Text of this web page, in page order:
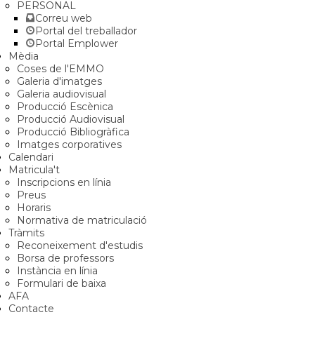
PERSONAL
Correu web
Portal del treballador
Portal Emplower
Mèdia
Coses de l'EMMO
Galeria d'imatges
Galeria audiovisual
Producció Escènica
Producció Audiovisual
Producció Bibliogràfica
Imatges corporatives
Calendari
Matricula't
Inscripcions en línia
Preus
Horaris
Normativa de matriculació
Tràmits
Reconeixement d'estudis
Borsa de professors
Instància en línia
Formulari de baixa
AFA
Contacte